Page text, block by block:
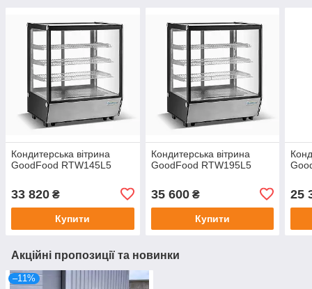
Кондитерська вітрина
GoodFood RTW145L5
33 820 ₴
Купити
Кондитерська вітрина
GoodFood RTW195L5
35 600₴
Купити
25
Акційні пропозиції та новинки
–11%